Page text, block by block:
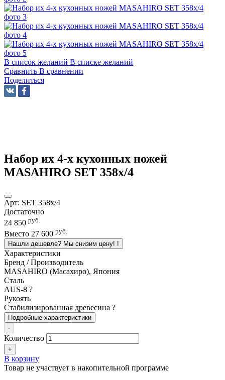
В список желаний В списке желаний
Сравнить В сравнении
Поделиться
Набор их 4-х кухонных ножей
MASAHIRO SET 358х/4
Арт: SET 358х/4
Достаточно
24 850 руб.
Вместо 27 600 руб.
Нашли дешевле? Мы снизим цену! !
Характеристики
Бренд / Производитель
MASAHIRO (Масахиро), Япония
Сталь
AUS-8 ?
Рукоять
Стабилизированная древесина ?
Подробные характеристики
-
Количество
+
В корзину
Товар не участвует в накопительной программе